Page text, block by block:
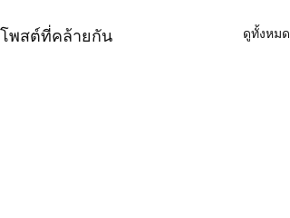
โพสต์ที่คล้ายกัน ดูทั้งหมด